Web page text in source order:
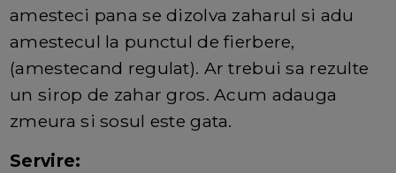
amesteci pana se dizolva zaharul si adu
amestecul la punctul de fierbere,
(amestecand regulat). Ar trebui sa rezulte
un sirop de zahar gros. Acum adauga
zmeura si sosul este gata.
Servire: